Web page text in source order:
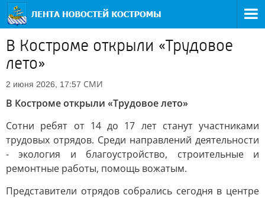
В Костроме открыли «Трудовое
лето»
2 июня 2026, 17:57 СМИ
В Костроме открыли «Трудовое лето»
Сотни ребят от 14 до 17 лет станут участниками
трудовых отрядов. Среди направлений деятельности
- экология и благоустройство, строительные и
ремонтные работы, помощь вожатым.
Представители отрядов собрались сегодня в центре